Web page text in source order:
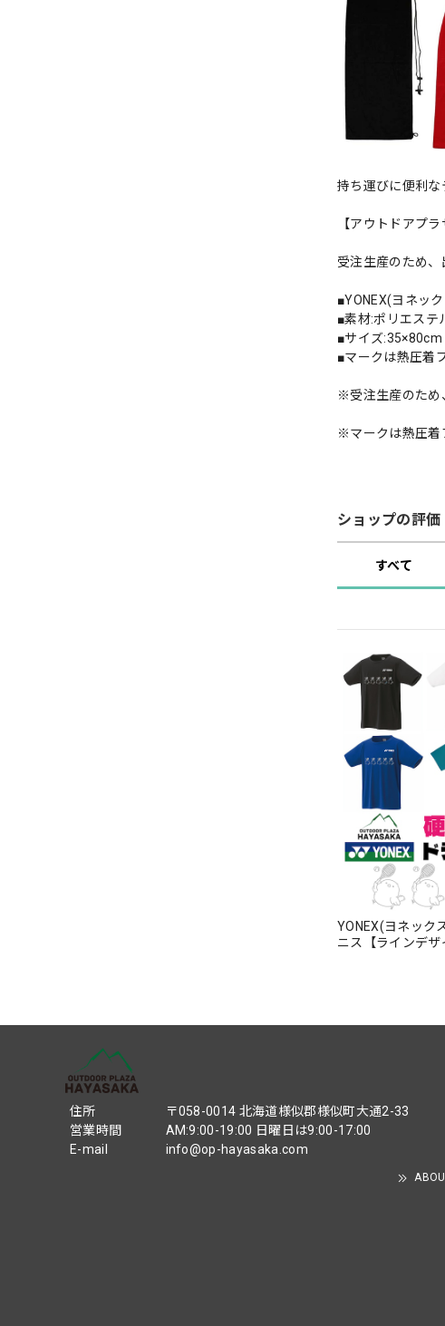
持ち運びに便利な
【アウトドアプ
受注生産のため、
■YONEX(ヨネッ
■素材:ポリエステ
■サイズ:35×80cm
■マークは熱圧着
※受注生産のため
※マークは熱圧着
ショップの評価
すべて
YONEX(ヨネック
ニス【ラインデザ
マッシュ】【
住所
〒058-0014 北海道様似郡様似町大通2-33
営業時間
AM:9:00-19:00 日曜日は9:00-17:00
E-mail
info@op-hayasaka.com